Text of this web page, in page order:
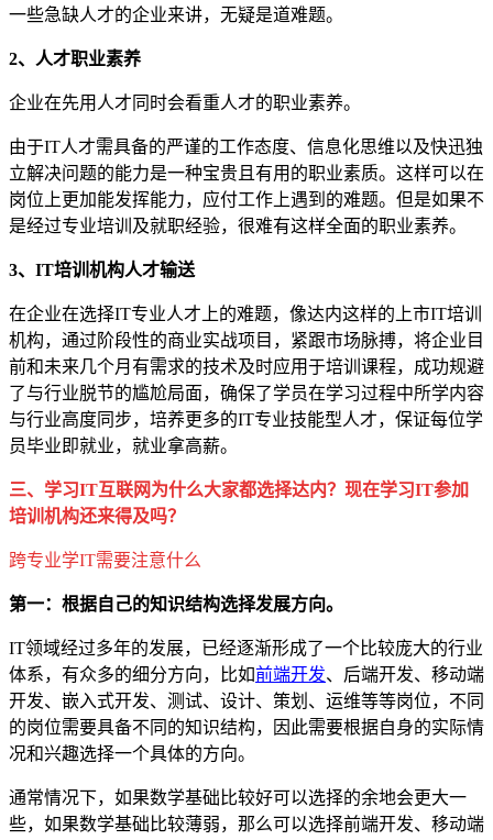
一些急缺人才的企业来讲，无疑是道难题。
2、人才职业素养
企业在先用人才同时会看重人才的职业素养。
由于IT人才需具备的严谨的工作态度、信息化思维以及快迅独
立解决问题的能力是一种宝贵且有用的职业素质。这样可以在
岗位上更加能发挥能力，应付工作上遇到的难题。但是如果不
是经过专业培训及就职经验，很难有这样全面的职业素养。
3、IT培训机构人才输送
在企业在选择IT专业人才上的难题，像达内这样的上市IT培训
机构，通过阶段性的商业实战项目，紧跟市场脉搏，将企业目
前和未来几个月有需求的技术及时应用于培训课程，成功规避
了与行业脱节的尴尬局面，确保了学员在学习过程中所学内容
与行业高度同步，培养更多的IT专业技能型人才，保证每位学
员毕业即就业，就业拿高薪。
三、学习IT互联网为什么大家都选择达内？现在学习IT参加
培训机构还来得及吗？
跨专业学IT需要注意什么
第一：根据自己的知识结构选择发展方向。
IT领域经过多年的发展，已经逐渐形成了一个比较庞大的行业
体系，有众多的细分方向，比如前端开发、后端开发、移动端
开发、嵌入式开发、测试、设计、策划、运维等等岗位，不同
的岗位需要具备不同的知识结构，因此需要根据自身的实际情
况和兴趣选择一个具体的方向。
通常情况下，如果数学基础比较好可以选择的余地会更大一
些，如果数学基础比较薄弱，那么可以选择前端开发、移动端